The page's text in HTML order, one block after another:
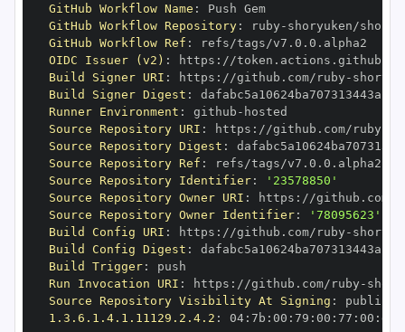
GitHub Workflow Name :
Push Gem
GitHub Workflow Repository: ruby -
GitHub Workflow Ref :
OIDC Issuer (v2) : https :
Build Signer URI : https : //github.com/ruby -
Build Signer Digest :
Runner Environment : github -
Source Repository URI : https : //github.com/ruby
Source Repository Digest :
Source Repository Ref :
Source Repository Identifier:
'23578850'
Source Repository Owner URI : https : //github.com/
Source Repository Owner Identifier:
'78095623'
Build Config URI : https : //github.com/ruby -
Build Config Digest :
Build Trigger:
Run Invocation URI : https : //github.com/ruby -
Source Repository Visibility At Signing :
1.3.6.1.4.1.11129.2.4.2 : 04: 7b : 00 : 79 : 00 : 77 : 00 : dd